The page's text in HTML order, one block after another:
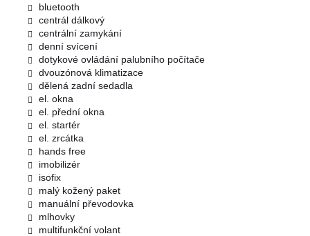
bluetooth
centrál dálkový
centrální zamykání
denní svícení
dotykové ovládání palubního počítače
dvouzónová klimatizace
dělená zadní sedadla
el. okna
el. přední okna
el. startér
el. zrcátka
hands free
imobilizér
isofix
malý kožený paket
manuální převodovka
mlhovky
multifunkční volant